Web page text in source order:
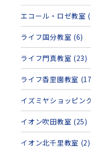
エコール・ロゼ教室
ライフ国分教室 (6)
ライフ門真教室 (23)
ライフ香里園教室
イズミヤショッピン
イオン吹田教室 (25)
イオン北千里教室 (2)